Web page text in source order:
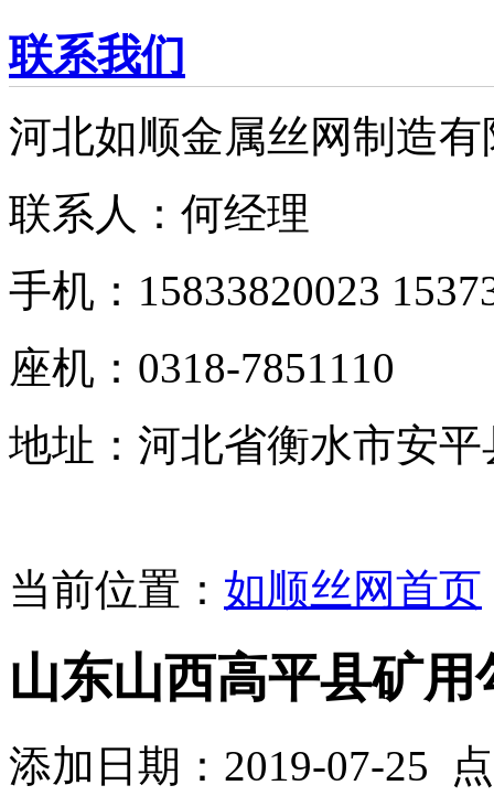
联系我们
河北如顺金属丝网制造有
联系人：何经理
手机：15833820023
座机：0318-7851110
地址：河北省衡水市安
当前位置： 如顺丝网首页
山东山西高平县矿
添加日期：2019-07-25